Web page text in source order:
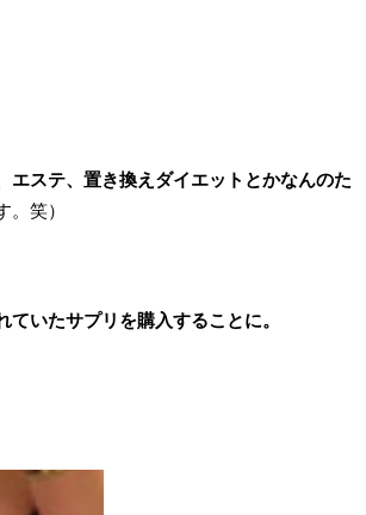
エステ、置き換えダイエットとかなんのた
笑）
ていたサプリを購入することに。